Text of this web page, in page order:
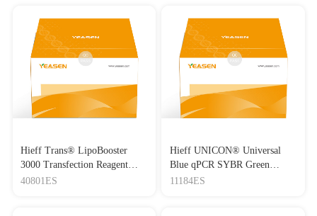
Hieff Trans® LipoBooster
3000 Transfection Reagent
Lipo3000转染试剂
40801ES
Hieff UNICON® Universal
Blue qPCR SYBR Green
Master Mix
11184ES